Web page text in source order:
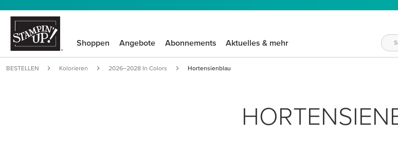
Shoppen Angebote Abonnements Aktuelles & mehr
BESTELLEN Kolorieren 2026–2028 In Colors Hortensienblau